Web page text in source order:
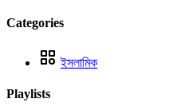
Categories
ইসলামিক
Playlists